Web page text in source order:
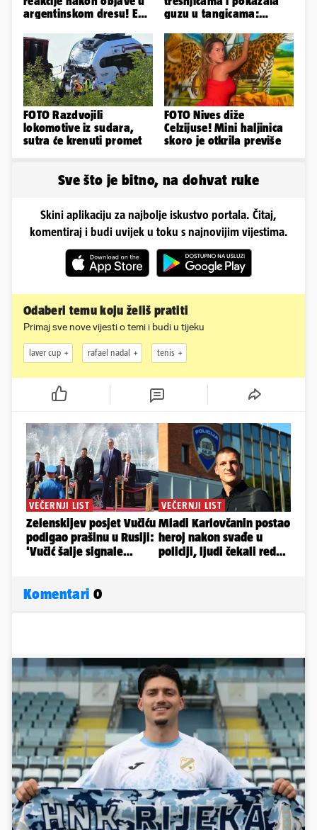
argentinskom dresu! Evo
guzu u tangicama:
Slavonka
FOTO Razdvojili
lokomotive iz sudara,
sutra će krenuti promet
FOTO Nives diže
Celzijuse! Mini haljinica
skoro je otkrila previše
Sve što je bitno, na dohvat ruke
Skini aplikaciju za najbolje iskustvo portala. Čitaj,
komentiraj i budi uvijek u toku s najnovijim vijestima.
Odaberi temu koju želiš pratiti
Primaj sve nove vijesti o temi i budi u tijeku
laver cup rafael nadal tenis
Komentari 0